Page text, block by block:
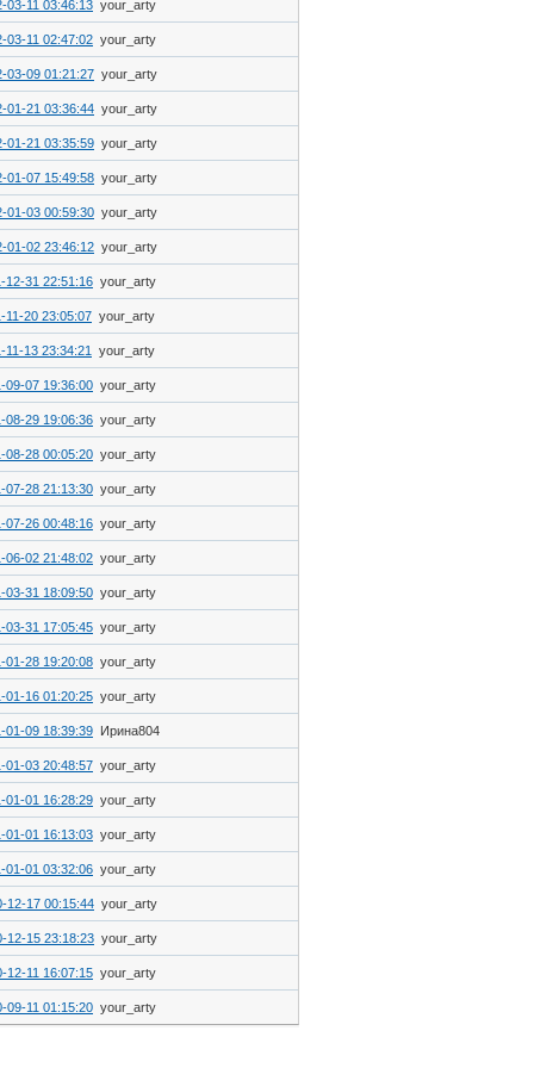
03-11 03:46:13 your_arty
03-11 02:47:02 your_arty
03-09 01:21:27 your_arty
01-21 03:36:44 your_arty
01-21 03:35:59 your_arty
01-07 15:49:58 your_arty
01-03 00:59:30 your_arty
01-02 23:46:12 your_arty
12-31 22:51:16 your_arty
11-20 23:05:07 your_arty
11-13 23:34:21 your_arty
09-07 19:36:00 your_arty
08-29 19:06:36 your_arty
08-28 00:05:20 your_arty
07-28 21:13:30 your_arty
07-26 00:48:16 your_arty
06-02 21:48:02 your_arty
03-31 18:09:50 your_arty
03-31 17:05:45 your_arty
01-28 19:20:08 your_arty
01-16 01:20:25 your_arty
01-09 18:39:39 Ирина804
01-03 20:48:57 your_arty
01-01 16:28:29 your_arty
01-01 16:13:03 your_arty
01-01 03:32:06 your_arty
12-17 00:15:44 your_arty
12-15 23:18:23 your_arty
12-11 16:07:15 your_arty
09-11 01:15:20 your_arty